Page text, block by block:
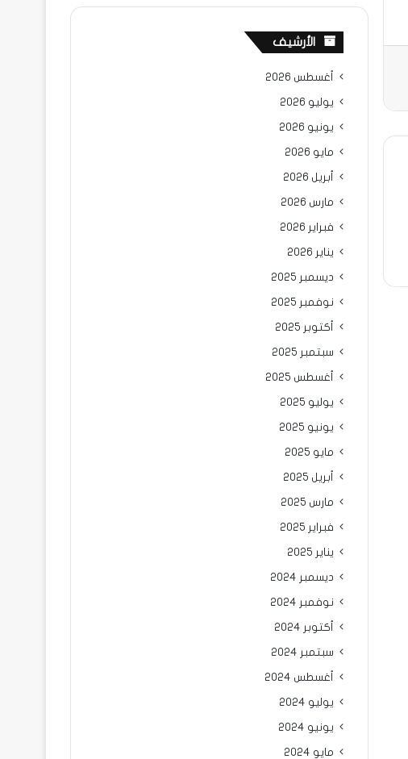
الأرشيف
أغسطس 2026
يوليو 2026
يونيو 2026
مايو 2026
أبريل 2026
مارس 2026
فبراير 2026
يناير 2026
ديسمبر 2025
نوفمبر 2025
أكتوبر 2025
سبتمبر 2025
أغسطس 2025
يوليو 2025
يونيو 2025
مايو 2025
أبريل 2025
مارس 2025
فبراير 2025
يناير 2025
ديسمبر 2024
نوفمبر 2024
أكتوبر 2024
سبتمبر 2024
أغسطس 2024
يوليو 2024
يونيو 2024
مايو 2024